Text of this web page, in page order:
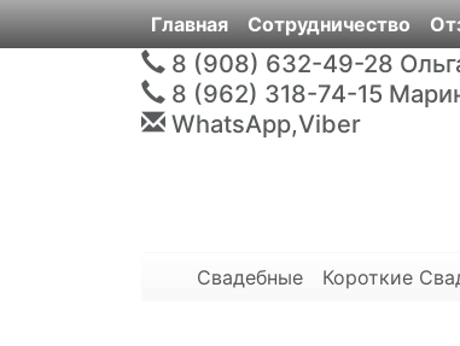
Главная Сотрудничество
8 (908) 632-49-28
8 (962) 318-74-15
WhatsApp,Viber
Свадебные
Короткие